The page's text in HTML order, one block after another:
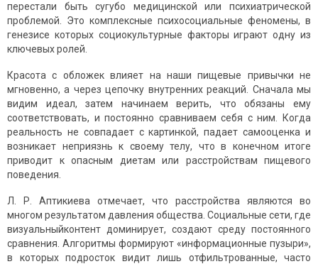
перестали быть сугубо медицинской или психиатрической
проблемой. Это комплексные психосоциальные феномены, в
генезисе которых социокультурные факторы играют одну из
ключевых ролей.
Красота с обложек влияет на наши пищевые привычки не
мгновенно, а через цепочку внутренних реакций. Сначала мы
видим идеал, затем начинаем верить, что обязаны ему
соответствовать, и постоянно сравниваем себя с ним. Когда
реальность не совпадает с картинкой, падает самооценка и
возникает неприязнь к своему телу, что в конечном итоге
приводит к опасным диетам или расстройствам пищевого
поведения.
Л. Р. Аптикиева отмечает, что расстройства являются во
многом результатом давления общества. Социальные сети, где
визуальныйконтент доминирует, создают среду постоянного
сравнения. Алгоритмы формируют «информационные пузыри»,
в которых подросток видит лишь отфильтрованные, часто